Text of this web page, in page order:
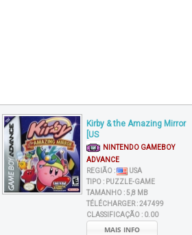
Kirby & the Amazing Mirror
[US
NINTENDO GAMEBOY
ADVANCE
REGIÃO :
USA
TIPO : PUZZLE-GAME
TAMANHO :5,8 MB
TÉLÉCHARGER :247499
CLASSIFICAÇÃO : 0.00
MAIS INFO